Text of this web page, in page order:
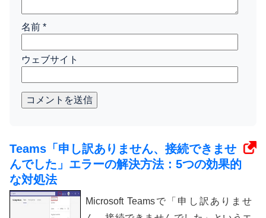
名前 *
ウェブサイト
コメントを送信
Teams「申し訳ありません、接続できませ
んでした」エラーの解決方法：5つの効果的
な対処法
Microsoft Teamsで「申し訳ありませ